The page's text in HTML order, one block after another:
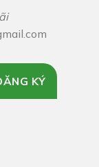
KÝ